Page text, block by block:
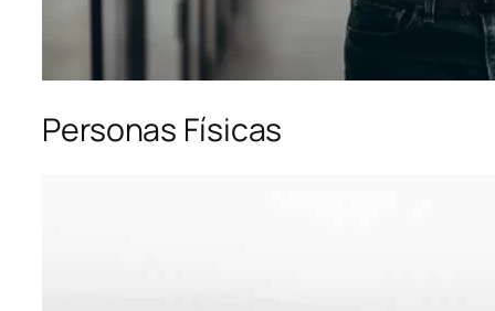
Personas Físicas